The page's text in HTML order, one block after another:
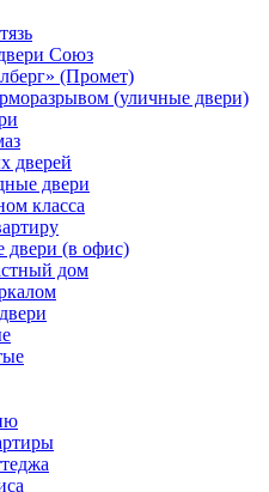
Союз
(Промет)
(уличные двери)
дверей
двери
класса
двери (в офис)
дом